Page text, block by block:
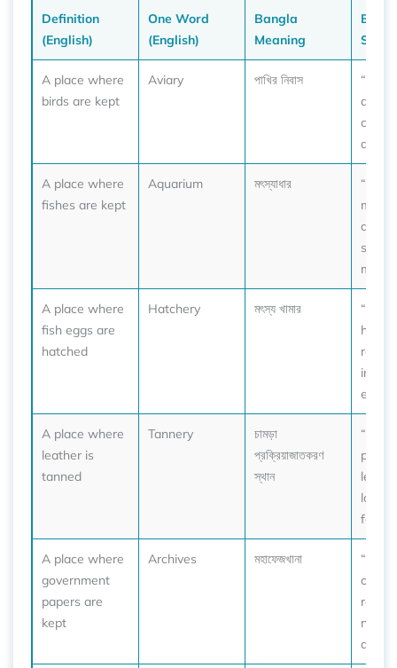
Definition
(English)
One Word
(English)
Bangla
Meaning
A place where
birds are kept
Aviary পাখির নিবাস
“The
and
A place where
fishes are kept
Aquarium মৎস্যাধার
“We
see
A place where
fish eggs are
hatched
Hatchery মৎস্য খামার
“The
into
each
A place where
leather is
tanned
Tannery
চামড়া
প্রক্রিয়াজাতকরণ
স্থান
“The
local
A place where
government
papers are
kept
Archives মহাফেজখানা
“You
old